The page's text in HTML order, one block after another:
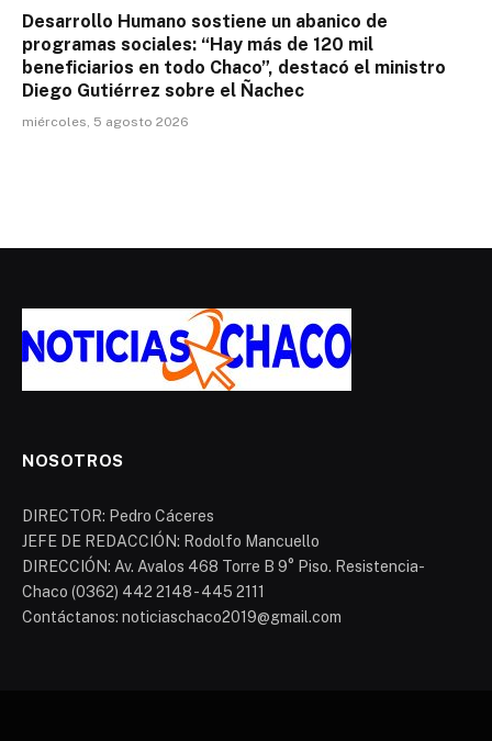
Desarrollo Humano sostiene un abanico de
programas sociales: “Hay más de 120 mil
beneficiarios en todo Chaco”, destacó el ministro
Diego Gutiérrez sobre el Ñachec
miércoles, 5 agosto 2026
NOSOTROS
DIRECTOR: Pedro Cáceres
JEFE DE REDACCIÓN: Rodolfo Mancuello
DIRECCIÓN: Av. Avalos 468 Torre B 9° Piso. Resistencia-
Chaco (0362) 442 2148 - 445 2111
Contáctanos: noticiaschaco2019@gmail.com